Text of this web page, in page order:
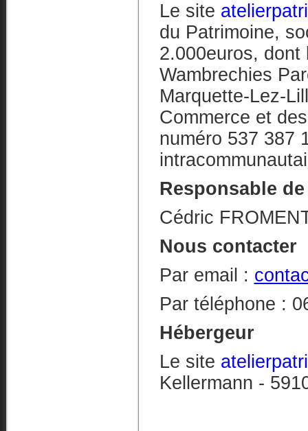
Le site
du Patrimoine,
2.000euros,
Wambrechies
Marquette-Lez-
Commerce et
numéro 537 387
Responsable
Cédric
Nous contacter
Par email :
Par téléphone :
Hébergeur
Le site
Kellermann -